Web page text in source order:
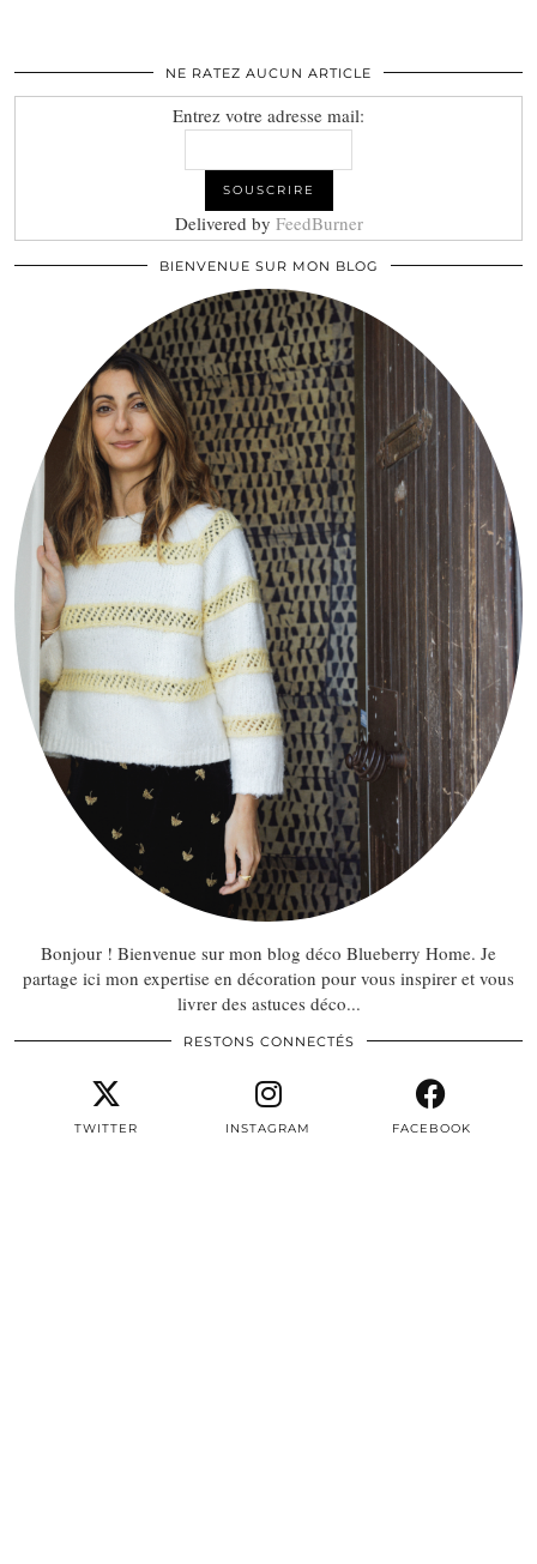
NE RATEZ AUCUN ARTICLE
Entrez votre adresse mail:
Delivered by FeedBurner
BIENVENUE SUR MON BLOG
Bonjour ! Bienvenue sur mon blog déco Blueberry Home. Je
partage ici mon expertise en décoration pour vous inspirer et vous
livrer des astuces déco...
RESTONS CONNECTÉS
TWITTER INSTAGRAM FACEBOOK